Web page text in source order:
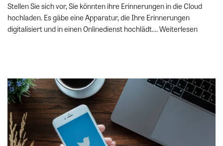
Stellen Sie sich vor, Sie könnten ihre Erinnerungen in die Cloud
hochladen. Es gäbe eine Apparatur, die Ihre Erinnerungen
digitalisiert und in einen Onlinedienst hochlädt.…Weiterlesen